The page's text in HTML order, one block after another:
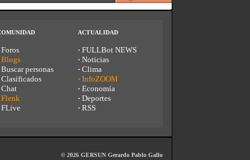
Foros
Blogs
Buscar personas
Clasificados
Chat
Flenk
FLive
ACTUALIDAD
· FULLBot NEWS
· Noticias
· Clima
· InfoZOOM
· Economía
· Deportes
· RSS
© 2026 GERSUN Gerardo Pablo Gallo